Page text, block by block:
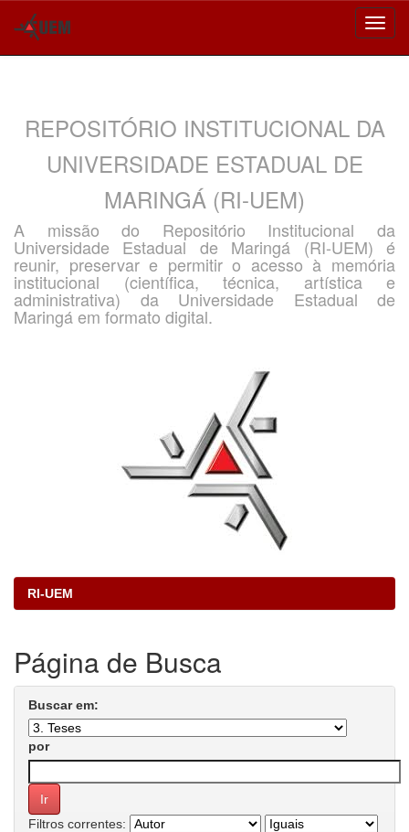
REPOSITÓRIO INSTITUCIONAL DA
UNIVERSIDADE ESTADUAL DE
MARINGÁ (RI-UEM)
A missão do Repositório Institucional da
Universidade Estadual de Maringá (RI-UEM) é
reunir, preservar e permitir o acesso à memória
institucional (científica, técnica, artística e
administrativa) da Universidade Estadual de
Maringá em formato digital.
RI-UEM
Página de Busca
Buscar em:
por
Filtros correntes: